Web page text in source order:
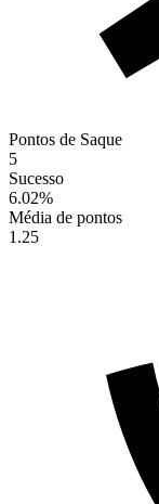
Pontos de Saque
5
Sucesso
6.02%
Média de pontos
1.25